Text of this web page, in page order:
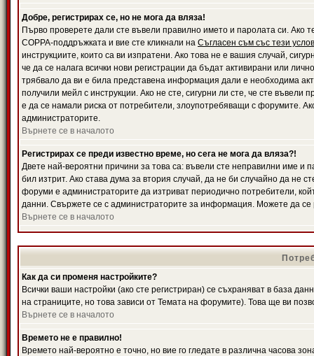
Добре, регистрирах се, но не мога да вляза!
Първо проверете дали сте въвели правилно името и паролата си. Ако
COPPA-поддръжката и вие сте кликнали на Съгласен съм със тези
инструкциите, които са ви изпратени. Ако това не е вашия случай,
че да се налага всички нови регистрации да бъдат активирани или
трябвало да ви е била представена информация дали е необходима
получили мейл с инструкции. Ако не сте, сигурни ли сте, че сте
е да се намали риска от потребители, злоупотребяващи с форумите.
администраторите.
Върнете се в началото
Регистрирах се преди известно време, но сега не мога да вляза?!
Двете най-вероятни причини за това са: въвели сте неправилни име и
бил изтрит. Ако става дума за втория случай, да не би случайно да
форуми е администраторите да изтриват периодично потребители,
данни. Свържете се с администраторите за информация. Можете да се
Върнете се в началото
Как да си променя настройките?
Всички ваши настройки (ако сте регистриран) се съхраняват в база
на страниците, но това зависи от Темата на форумите). Това ще ви
Върнете се в началото
Времето не е правилно!
Времето най-вероятно е точно, но вие го гледате в различна часова